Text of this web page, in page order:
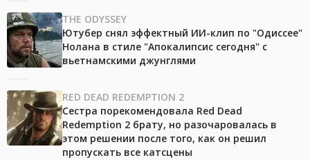
THE ODYSSEY
Ютубер снял эффектный ИИ-клип по "Одиссее"
Нолана в стиле "Апокалипсис сегодня" с
вьетнамскими джунглями
RED DEAD REDEMPTION 2
Сестра порекомендовала Red Dead
Redemption 2 брату, но разочаровалась в
этом решении после того, как он решил
пропускать все катсцены